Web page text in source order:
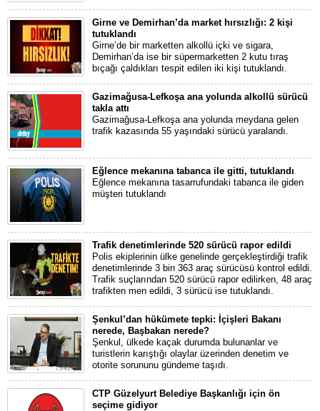
Girne ve Demirhan’da market hırsızlığı: 2 kişi
tutuklandı
Girne’de bir marketten alkollü içki ve sigara,
Demirhan’da ise bir süpermarketten 2 kutu tıraş
bıçağı çaldıkları tespit edilen iki kişi tutuklandı.
Gazimağusa-Lefkoşa ana yolunda alkollü sürücü
takla attı
Gazimağusa-Lefkoşa ana yolunda meydana gelen
trafik kazasında 55 yaşındaki sürücü yaralandı.
Eğlence mekanına tabanca ile gitti, tutuklandı
Eğlence mekanına tasarrufundaki tabanca ile giden
müşteri tutuklandı
Trafik denetimlerinde 520 sürücü rapor edildi
Polis ekiplerinin ülke genelinde gerçekleştirdiği trafik
denetimlerinde 3 bin 363 araç sürücüsü kontrol edildi.
Trafik suçlarından 520 sürücü rapor edilirken, 48 araç
trafikten men edildi, 3 sürücü ise tutuklandı.
Şenkul’dan hükümete tepki: İçişleri Bakanı
nerede, Başbakan nerede?
Şenkul, ülkede kaçak durumda bulunanlar ve
turistlerin karıştığı olaylar üzerinden denetim ve
otorite sorununu gündeme taşıdı.
CTP Güzelyurt Belediye Başkanlığı için ön
seçime gidiyor